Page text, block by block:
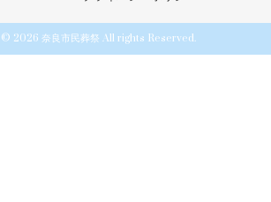
2026 奈良市民葬祭 All rights Reserved.